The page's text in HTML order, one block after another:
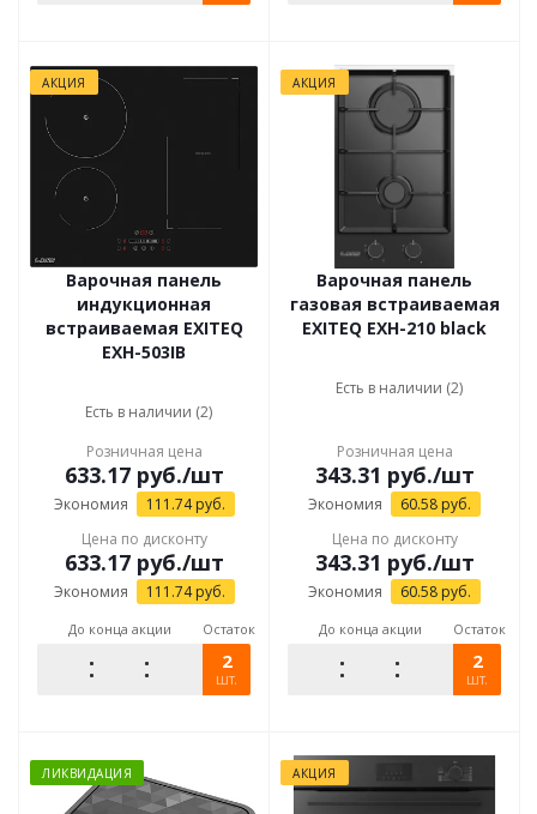
АКЦИЯ
Варочная панель
индукционная
встраиваемая EXITEQ
EXH-503IB
Есть в наличии (2)
Розничная цена
633.17руб./шт
Экономия 111.74руб.
Цена по дисконту
633.17руб./шт
Экономия 111.74руб.
До конца акции Остаток
2
шт.
АКЦИЯ
Варочная панель
газовая встраиваемая
EXITEQ EXH-210 black
Есть в наличии (2)
Розничная цена
343.31 руб./шт
Экономия 60.58 руб.
Цена по дисконту
343.31 руб./шт
Экономия 60.58 руб.
До конца акции Остаток
2
шт.
ЛИКВИДАЦИЯ АКЦИЯ